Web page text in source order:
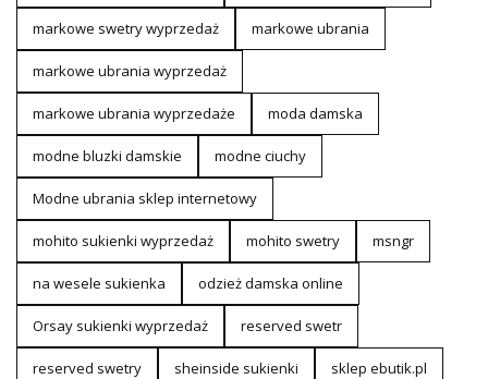
markowe swetry wyprzedaż markowe ubrania
markowe ubrania wyprzedaż
markowe ubrania wyprzedaże moda damska
modne bluzki damskie modne ciuchy
Modne ubrania sklep internetowy
mohito sukienki wyprzedaż mohito swetry msngr
na wesele sukienka odzież damska online
Orsay sukienki wyprzedaż reserved swetr
reserved swetry sheinside sukienki sklep ebutik.pl